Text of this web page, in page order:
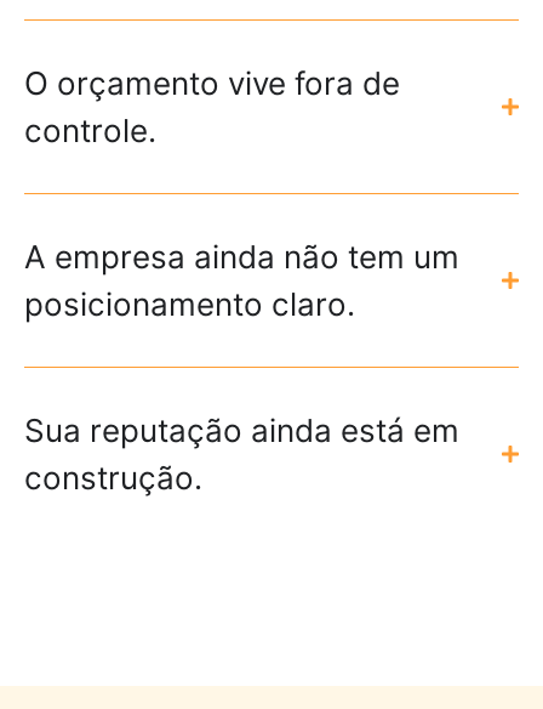
O orçamento vive fora de
controle.
A empresa ainda não tem um
posicionamento claro.
Sua reputação ainda está em
construção.